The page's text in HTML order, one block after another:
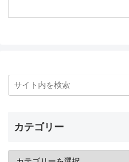
カテゴリー